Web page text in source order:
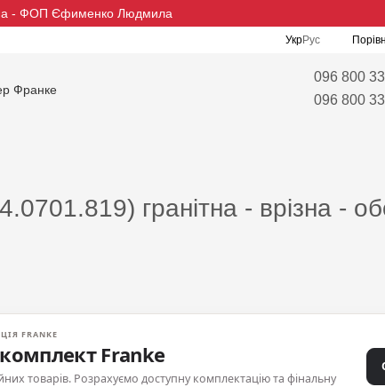
- ФОП Єфименко Людмила
УкрРус
096 800
096 800
гранітна - врізна -
FRANKE
Franke
товарів. Розрахуємо доступну комплектацію та фінальну